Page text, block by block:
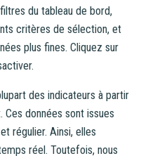
du tableau de bord,
critères de sélection, et
plus fines. Cliquez sur
des indicateurs à partir
données sont issues
régulier. Ainsi, elles
réel. Toutefois, nous